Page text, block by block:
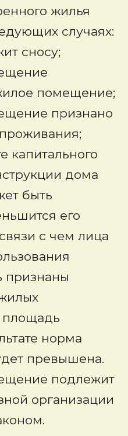
жилья
случаях:
сносу;
помещение;
признано
капитального
дома
быть
его
с чем лица
признаны
норма
превышена.
подлежит
организации